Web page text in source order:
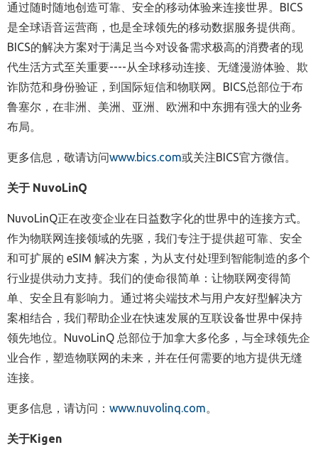
通过随时随地创造可靠、安全的移动体验来连接世界。BICS
是全球语音运营商，也是全球领先的移动数据服务提供商。
BICS的解决方案对于满足当今对设备需求极高的消费者的现
代生活方式至关重要----从全球移动连接、无缝漫游体验、欺
诈防范和身份验证，到国际短信和物联网。BICS总部位于布
鲁塞尔，在非洲、美洲、亚洲、欧洲和中东拥有强大的业务
布局。
更多信息，敬请访问www.bics.com或关注BICS官方微信。
关于 NuvoLinQ
NuvoLinQ正在改变企业在日益数字化的世界中的连接方式。
作为物联网连接领域的先驱，我们专注于提供超可靠、安全
和可扩展的 eSIM 解决方案，为从支付处理到智能制造的多个
行业提供动力支持。我们的使命很简单：让物联网变得简
单、安全且有影响力。通过将尖端技术与用户友好型解决方
案相结合，我们帮助企业在快速发展的互联设备世界中保持
领先地位。NuvoLinQ 总部位于加拿大多伦多，与全球领先企
业合作，塑造物联网的未来，并在任何需要的地方提供无缝
连接。
更多信息，请访问： www.nuvolinq.com。
关于Kigen